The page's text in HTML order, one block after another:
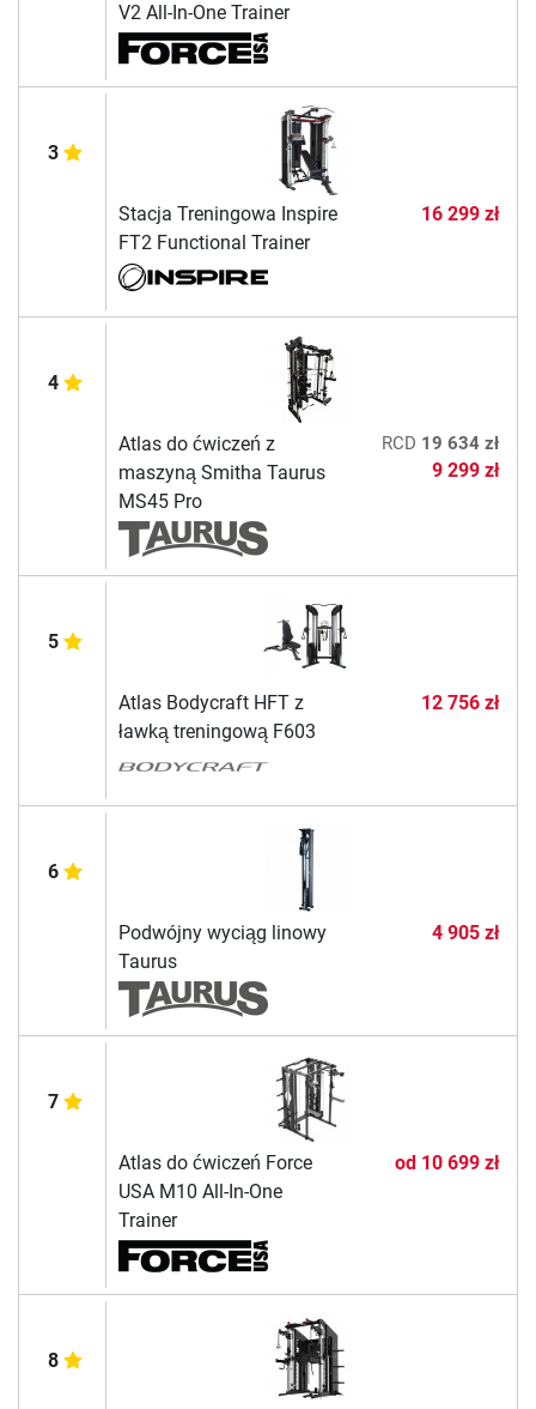
V2 All-In-One Trainer
3
Stacja Treningowa Inspire
FT2 Functional Trainer
16 299 zł
4
Atlas do ćwiczeń z
maszyną Smitha Taurus
MS45 Pro
RCD 19 634 zł
9 299 zł
5
Atlas Bodycraft HFT z
ławką treningową F603
12 756 zł
6
Podwójny wyciąg linowy
Taurus
4 905 zł
7
Atlas do ćwiczeń Force
USA M10 All-In-One
Trainer
od 10 699 zł
8